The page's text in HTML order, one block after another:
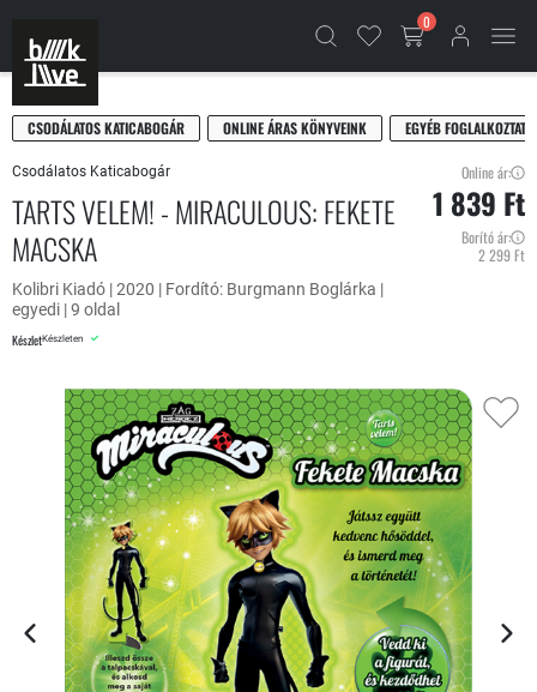
0
CSODÁLATOS KATICABOGÁR ONLINE ÁRAS KÖNYVEINK EGYÉB FOGLALKOZTATÓ
Csodálatos Katicabogár
TARTS VELEM! - MIRACULOUS: FEKETE
MACSKA
Kolibri Kiadó | 2020 | Fordító: Burgmann Boglárka |
egyedi | 9 oldal
KészletKészleten
Online ár:
1 839 Ft
Borító ár:
2 299 Ft